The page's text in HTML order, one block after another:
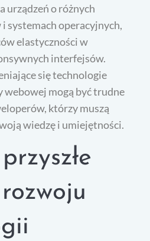
urządzeń o różnych
systemach operacyjnych,
elastyczności w
interfejsów.
się technologie
webowej mogą być trudne
którzy muszą
wiedzę i umiejętności.